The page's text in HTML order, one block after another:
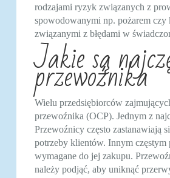
rodzajami ryzyk związanych z
spowodowanymi np. pożarem czy
związanymi z błędami w
Jakie są
przewoźnika
Wielu przedsiębiorców
przewoźnika (OCP). Jednym z
Przewoźnicy często zastanawiają
potrzeby klientów. Innym częstym
wymagane do jej zakupu.
należy podjąć, aby uniknąć